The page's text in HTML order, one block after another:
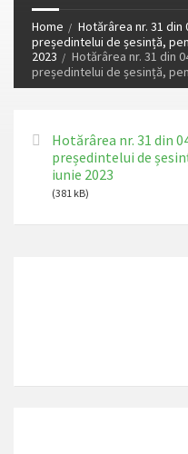
Home
Hotărârea nr. 31
președintelui de șesință,
2023
Hotărârea nr. 31 din
președintelui de șesință,
Hotărârea nr. 31 din
președintelui de
iunie 2023
(381 kB)